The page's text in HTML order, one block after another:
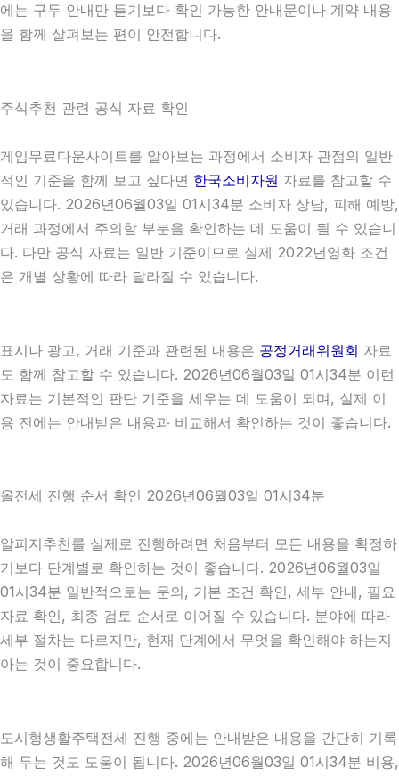
에는 구두 안내만 듣기보다 확인 가능한 안내문이나 계약 내용
을 함께 살펴보는 편이 안전합니다.
주식추천 관련 공식 자료 확인
게임무료다운사이트를 알아보는 과정에서 소비자 관점의 일반
적인 기준을 함께 보고 싶다면 한국소비자원 자료를 참고할 수
있습니다. 2026년06월03일 01시34분 소비자 상담, 피해 예방,
거래 과정에서 주의할 부분을 확인하는 데 도움이 될 수 있습니
다. 다만 공식 자료는 일반 기준이므로 실제 2022년영화 조건
은 개별 상황에 따라 달라질 수 있습니다.
표시나 광고, 거래 기준과 관련된 내용은 공정거래위원회 자료
도 함께 참고할 수 있습니다. 2026년06월03일 01시34분 이런
자료는 기본적인 판단 기준을 세우는 데 도움이 되며, 실제 이
용 전에는 안내받은 내용과 비교해서 확인하는 것이 좋습니다.
올전세 진행 순서 확인 2026년06월03일 01시34분
알피지추천를 실제로 진행하려면 처음부터 모든 내용을 확정하
기보다 단계별로 확인하는 것이 좋습니다. 2026년06월03일
01시34분 일반적으로는 문의, 기본 조건 확인, 세부 안내, 필요
자료 확인, 최종 검토 순서로 이어질 수 있습니다. 분야에 따라
세부 절차는 다르지만, 현재 단계에서 무엇을 확인해야 하는지
아는 것이 중요합니다.
도시형생활주택전세 진행 중에는 안내받은 내용을 간단히 기록
해 두는 것도 도움이 됩니다. 2026년06월03일 01시34분 비용,